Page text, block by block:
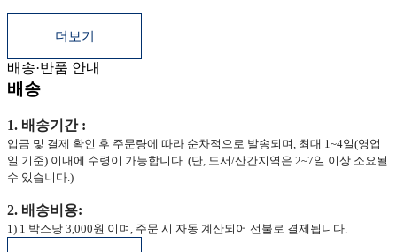
더보기
배송·반품 안내
배송
1. 배송기간 :
입금 및 결제 확인 후 주문량에 따라 순차적으로 발송되며, 최대 1~4일(영업
일 기준) 이내에 수령이 가능합니다. (단, 도서/산간지역은 2~7일 이상 소요될
수 있습니다.)
2. 배송비용:
1) 1 박스당 3,000원 이며, 주문 시 자동 계산되어 선불로 결제됩니다.